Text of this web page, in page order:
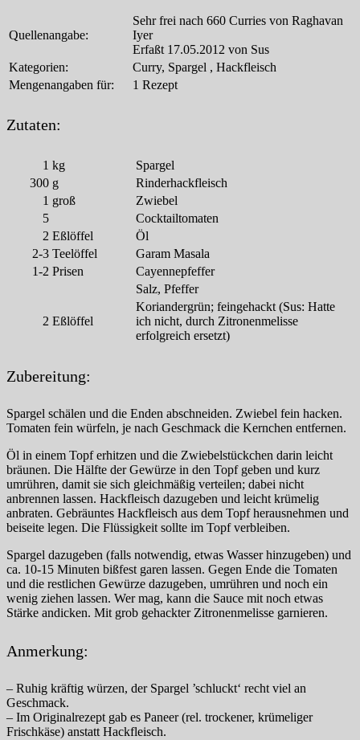
Quellenangabe:
Sehr frei nach 660 Curries von Raghavan
Iyer
Erfaßt 17.05.2012 von Sus
Kategorien:
Curry, Spargel , Hackfleisch
Mengenangaben für:
1 Rezept
Zutaten:
1 kg
Spargel
300 g
Rinderhackfleisch
1 groß
Zwiebel
5
Cocktailtomaten
2 Eßlöffel
Öl
2-3 Teelöffel
Garam Masala
1-2 Prisen
Cayennepfeffer
Salz, Pfeffer
2 Eßlöffel
Koriandergrün; feingehackt (Sus: Hatte
ich nicht, durch Zitronenmelisse
erfolgreich ersetzt)
Zubereitung:
Spargel schälen und die Enden abschneiden. Zwiebel fein hacken.
Tomaten fein würfeln, je nach Geschmack die Kernchen entfernen.
Öl in einem Topf erhitzen und die Zwiebelstückchen darin leicht
bräunen. Die Hälfte der Gewürze in den Topf geben und kurz
umrühren, damit sie sich gleichmäßig verteilen; dabei nicht
anbrennen lassen. Hackfleisch dazugeben und leicht krümelig
anbraten. Gebräuntes Hackfleisch aus dem Topf herausnehmen und
beiseite legen. Die Flüssigkeit sollte im Topf verbleiben.
Spargel dazugeben (falls notwendig, etwas Wasser hinzugeben) und
ca. 10-15 Minuten bißfest garen lassen. Gegen Ende die Tomaten
und die restlichen Gewürze dazugeben, umrühren und noch ein
wenig ziehen lassen. Wer mag, kann die Sauce mit noch etwas
Stärke andicken. Mit grob gehackter Zitronenmelisse garnieren.
Anmerkung:
– Ruhig kräftig würzen, der Spargel ’schluckt‘ recht viel an
Geschmack.
– Im Originalrezept gab es Paneer (rel. trockener, krümeliger
Frischkäse) anstatt Hackfleisch.